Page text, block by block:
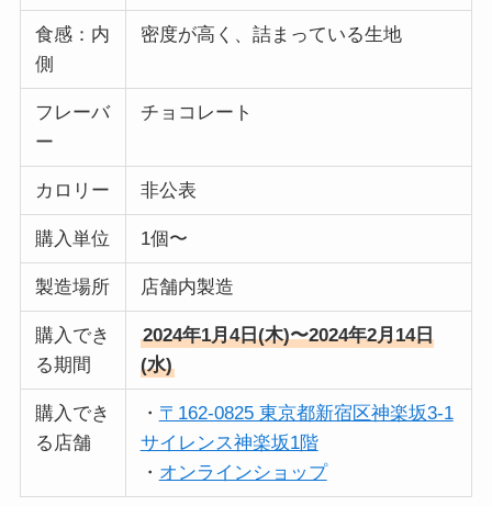
食感：内
側
密度が高く、詰まっている生地
フレーバ
ー
チョコレート
カロリー 非公表
購入単位 1個〜
製造場所 店舗内製造
購入でき
る期間
2024年1月4日(木)〜2024年2月14日
(水)
購入でき
る店舗
・ 〒162-0825 東京都新宿区神楽坂3-1
サイレンス神楽坂1階
・ オンラインショップ